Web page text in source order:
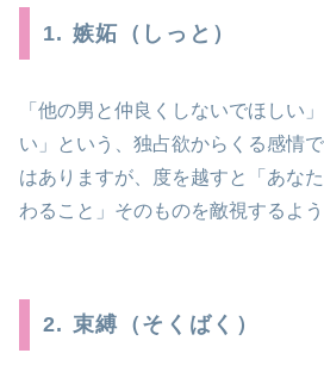
1. 嫉妬（しっと）
「他の男と仲良くしないでほしい
い」という、独占欲からくる感情
はありますが、度を越すと「あな
わること」そのものを敵視するよう
2. 束縛（そくばく）